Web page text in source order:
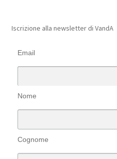
Iscrizione alla newsletter di VandA
Email
Nome
Cognome